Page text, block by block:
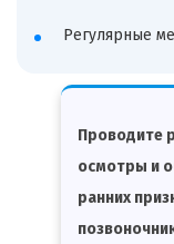
Регулярные
Проводите
осмотры и
ранних